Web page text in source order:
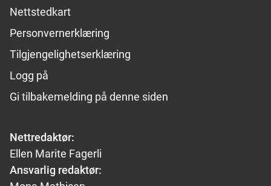
Nettstedkart
Personvernerklæring
Tilgjengelighetserklæring
Logg på
Gi tilbakemelding på denne siden
Nettredaktør:
Ellen Marite Fagerli
Ansvarlig redaktør: